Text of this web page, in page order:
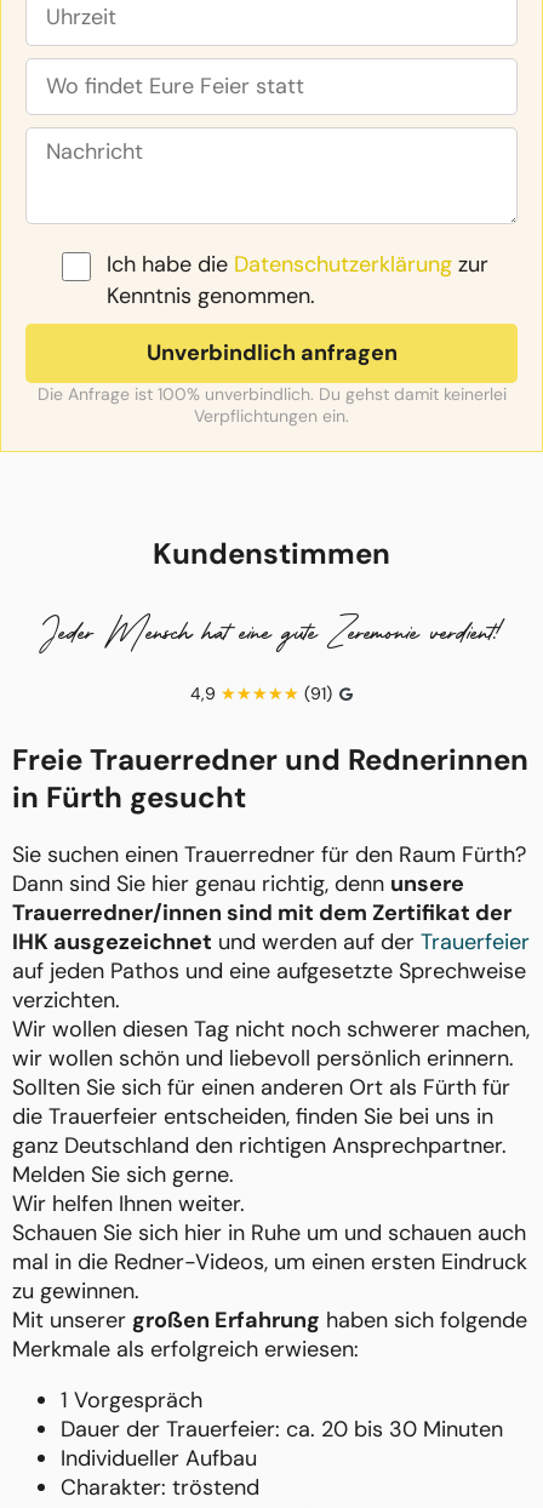
Ich habe die Datenschutzerklärung zur
Kenntnis genommen.
Die Anfrage ist 100% unverbindlich. Du gehst damit keinerlei
Verpflichtungen ein.
Kundenstimmen
Jeder Mensch hat eine gute Zeremonie verdient!
4,9 (91)
Freie Trauerredner und Rednerinnen
in Fürth gesucht
Sie suchen einen Trauerredner für den Raum Fürth?
Dann sind Sie hier genau richtig, denn unsere
Trauerredner/innen sind mit dem Zertifikat der
IHK ausgezeichnet und werden auf der Trauerfeier
auf jeden Pathos und eine aufgesetzte Sprechweise
verzichten.
Wir wollen diesen Tag nicht noch schwerer machen,
wir wollen schön und liebevoll persönlich erinnern.
Sollten Sie sich für einen anderen Ort als Fürth für
die Trauerfeier entscheiden, finden Sie bei uns in
ganz Deutschland den richtigen Ansprechpartner.
Melden Sie sich gerne.
Wir helfen Ihnen weiter.
Schauen Sie sich hier in Ruhe um und schauen auch
mal in die Redner-Videos, um einen ersten Eindruck
zu gewinnen.
Mit unserer großen Erfahrung haben sich folgende
Merkmale als erfolgreich erwiesen:
1 Vorgespräch
Dauer der Trauerfeier: ca. 20 bis 30 Minuten
Individueller Aufbau
Charakter: tröstend